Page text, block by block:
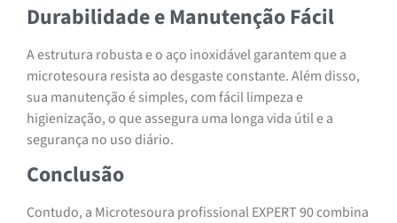
Durabilidade e Manutenção Fácil
A estrutura robusta e o aço inoxidável garantem que a
microtesoura resista ao desgaste constante. Além disso,
sua manutenção é simples, com fácil limpeza e
higienização, o que assegura uma longa vida útil e a
segurança no uso diário.
Conclusão
Contudo, a Microtesoura profissional EXPERT 90 combina